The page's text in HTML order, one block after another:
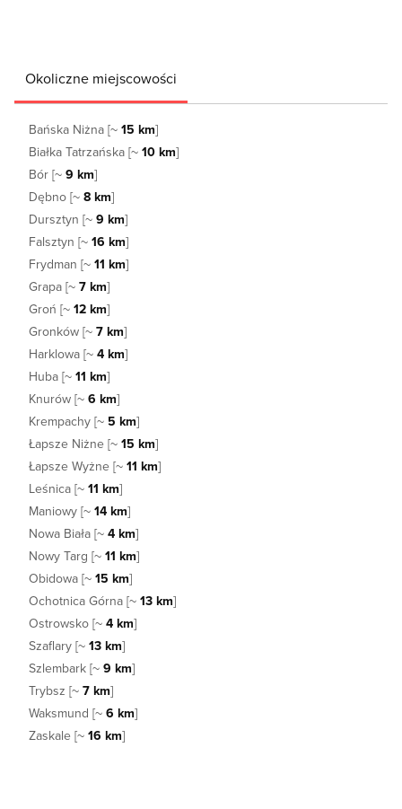
Okoliczne miejscowości
Bańska Niżna [~ 15 km]
Białka Tatrzańska [~ 10 km]
Bór [~ 9 km]
Dębno [~ 8 km]
Dursztyn [~ 9 km]
Falsztyn [~ 16 km]
Frydman [~ 11 km]
Grapa [~ 7 km]
Groń [~ 12 km]
Gronków [~ 7 km]
Harklowa [~ 4 km]
Huba [~ 11 km]
Knurów [~ 6 km]
Krempachy [~ 5 km]
Łapsze Niżne [~ 15 km]
Łapsze Wyżne [~ 11 km]
Leśnica [~ 11 km]
Maniowy [~ 14 km]
Nowa Biała [~ 4 km]
Nowy Targ [~ 11 km]
Obidowa [~ 15 km]
Ochotnica Górna [~ 13 km]
Ostrowsko [~ 4 km]
Szaflary [~ 13 km]
Szlembark [~ 9 km]
Trybsz [~ 7 km]
Waksmund [~ 6 km]
Zaskale [~ 16 km]